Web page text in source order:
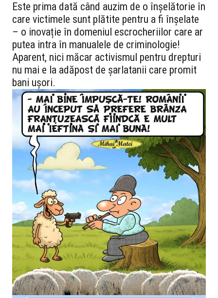
Este prima dată când auzim de o înșelătorie în
care victimele sunt plătite pentru a fi înșelate
– o inovație în domeniul escrocheriilor care ar
putea intra în manualele de criminologie!
Aparent, nici măcar activismul pentru drepturi
nu mai e la adăpost de șarlatanii care promit
bani ușori.